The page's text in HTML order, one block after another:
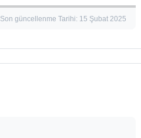
Son güncellenme Tarihi: 15 Şubat 2025